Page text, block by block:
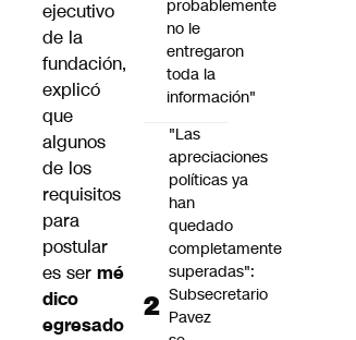
ejecutivo
de la
fundación,
explicó
que
algunos
de los
requisitos
para
postular
es ser mé
dico
egresado
probablemente
no le
entregaron
toda la
información"
"Las
apreciaciones
políticas ya
han
quedado
completamente
superadas":
Subsecretario
Pavez